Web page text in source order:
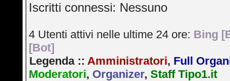
Iscritti connessi: Nessuno
4 Utenti attivi nelle ultime 24 ore: Bing
[Bot]
Legenda ::Amministratori, Full
Moderatori, Organizer,Staff Tipo1.it